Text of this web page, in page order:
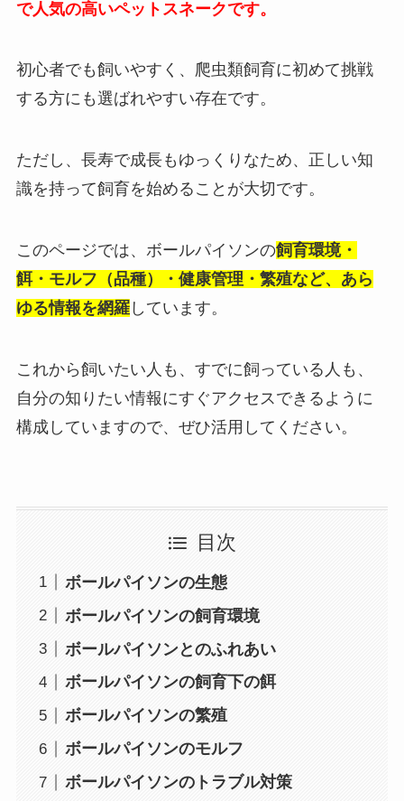
で人気の高いペットスネークです。
初心者でも飼いやすく、爬虫類飼育に初めて挑戦
する方にも選ばれやすい存在です。
ただし、長寿で成長もゆっくりなため、正しい知
識を持って飼育を始めることが大切です。
このページでは、ボールパイソンの飼育環境・
餌・モルフ（品種）・健康管理・繁殖など、あら
ゆる情報を網羅しています。
これから飼いたい人も、すでに飼っている人も、
自分の知りたい情報にすぐアクセスできるように
構成していますので、ぜひ活用してください。
目次
ボールパイソンの生態
ボールパイソンの飼育環境
ボールパイソンとのふれあい
ボールパイソンの飼育下の餌
ボールパイソンの繁殖
ボールパイソンのモルフ
ボールパイソンのトラブル対策